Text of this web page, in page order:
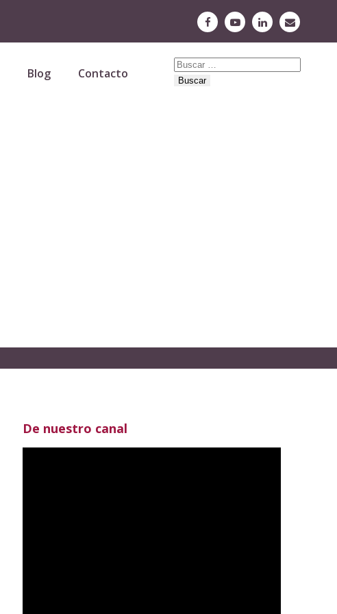
Blog Contacto
Buscar:
De nuestro canal